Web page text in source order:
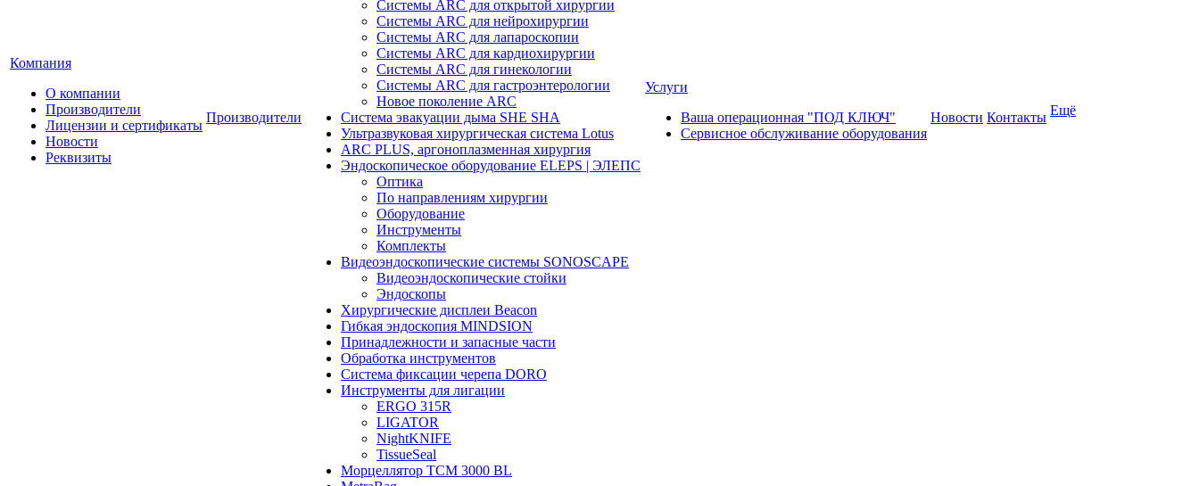
Компания
О компании
Производители
Лицензии и сертификаты
Новости
Реквизиты
Производители
Системы ARC для открытой хирургии
Системы ARC для нейрохирургии
Системы ARC для лапароскопии
Системы ARC для кардиохирургии
Системы ARC для гинекологии
Системы ARC для гастроэнтерологии
Новое поколение ARC
Система эвакуации дыма SHE SHA
Ультразвуковая хирургическая система Lotus
ARC PLUS, аргоноплазменная хирургия
Эндоскопическое оборудование ELEPS | ЭЛЕПС
Оптика
По направлениям хирургии
Оборудование
Инструменты
Комплекты
Видеоэндоскопические системы SONOSCAPE
Видеоэндоскопические стойки
Эндоскопы
Хирургические дисплеи Beacon
Гибкая эндоскопия MINDSION
Принадлежности и запасные части
Обработка инструментов
Система фиксации черепа DORO
Инструменты для лигации
ERGO 315R
LIGATOR
NightKNIFE
TissueSeal
Морцеллятор ТСМ 3000 BL
Услуги
Ваша операционная "ПОД КЛЮЧ"
Сервисное обслуживание оборудования
Новости Контакты Ещё